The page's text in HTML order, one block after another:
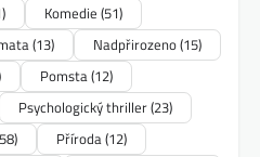
Komedie (51)
(13) Nadpřirozeno(15)
Pomsta(12)
Psychologický thriller(23)
Příroda(12)